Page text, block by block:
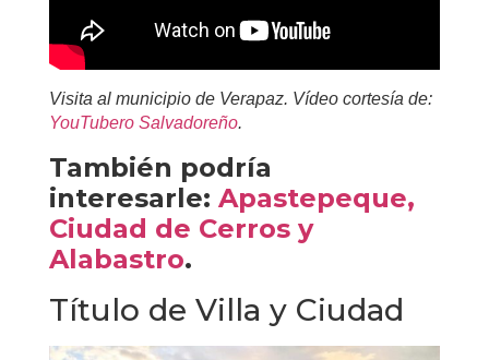
Visita al municipio de Verapaz. Vídeo cortesía de:
YouTubero Salvadoreño.
También podría
interesarle: Apastepeque,
Ciudad de Cerros y
Alabastro.
Título de Villa y Ciudad